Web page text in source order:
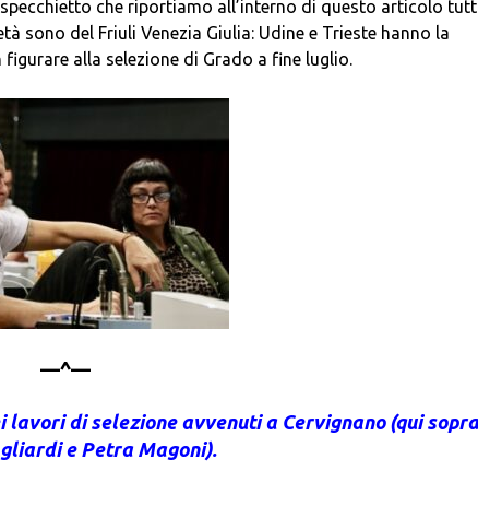
che riportiamo all’interno di questo articolo
sono del Friuli Venezia Giulia: Udine e Trieste hanno la
alla selezione di Grado a fine luglio.
—^—
di selezione avvenuti a Cervignano (qui
e Petra Magoni).